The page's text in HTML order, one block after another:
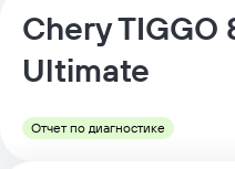
CheryTIGGO
Ultimate
Отчет по диагностике